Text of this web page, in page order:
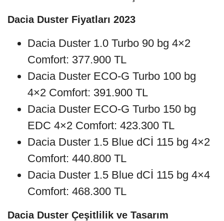
Dacia Duster Fiyatları 2023
Dacia Duster 1.0 Turbo 90 bg 4×2
Comfort: 377.900 TL
Dacia Duster ECO-G Turbo 100 bg
4×2 Comfort: 391.900 TL
Dacia Duster ECO-G Turbo 150 bg
EDC 4×2 Comfort: 423.300 TL
Dacia Duster 1.5 Blue dCİ 115 bg 4×2
Comfort: 440.800 TL
Dacia Duster 1.5 Blue dCİ 115 bg 4×4
Comfort: 468.300 TL
Dacia Duster Çeşitlilik ve Tasarım